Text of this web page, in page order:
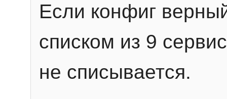
Если конфиг
списком из 9
не списывается.